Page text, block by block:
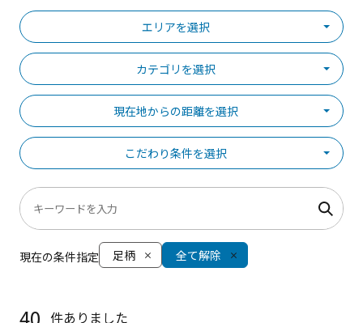
エリアを選択
カテゴリを選択
現在地からの距離を選択
こだわり条件を選択
現在の条件指定 足柄 全て解除
件ありました